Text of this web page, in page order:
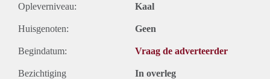
Opleverniveau: Kaal
Huisgenoten: Geen
Begindatum: Vraag de adverteerder
Bezichtiging In overleg